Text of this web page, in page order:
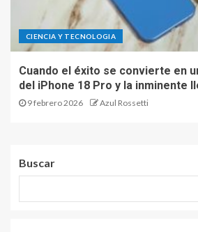
CIENCIA Y TECNOLOGIA
Cuando el éxito se convierte en
del iPhone 18 Pro y la inminente
9 febrero 2026 Azul Rossetti
Buscar